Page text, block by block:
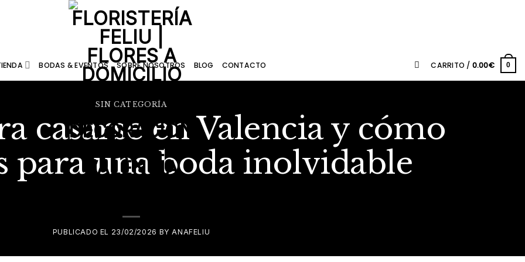
BODAS & EVENTOS SOBRE NOSOTROS BLOG CONTACTO CARRITO / 0.00€ 0
SIN CATEGORÍA
casarse en Valencia y cómo
para una boda inolvidable
PUBLICADO EL 23/02/2026 BY ANAFELIU